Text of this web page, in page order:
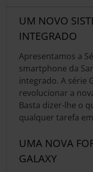
UM NOVO
INTEGRADO
Apresentamos a
smartphone da
integrado. A série
revolucionar a
Basta dizer-lhe o
qualquer tarefa
UMA NOVA
GALAXY